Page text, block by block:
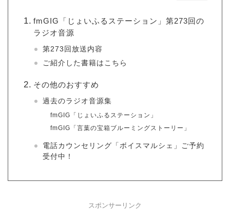
fmGIG「じょいふるステーション」第273回の
ラジオ音源
第273回放送内容
ご紹介した書籍はこちら
その他のおすすめ
過去のラジオ音源集
fmGIG「じょいふるステーション」
fmGIG「言葉の宝箱ブルーミングストーリー」
電話カウンセリング「ボイスマルシェ」ご予約
受付中！
スポンサーリンク